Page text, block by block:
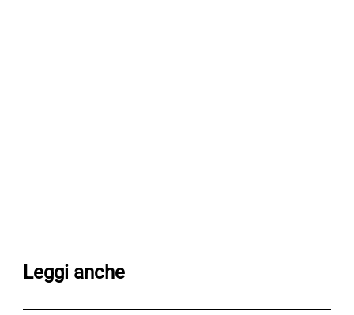
Leggi anche